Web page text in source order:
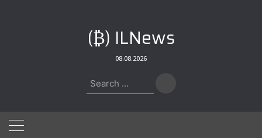
(₿) ILNews
08.08.2026
Search
for: